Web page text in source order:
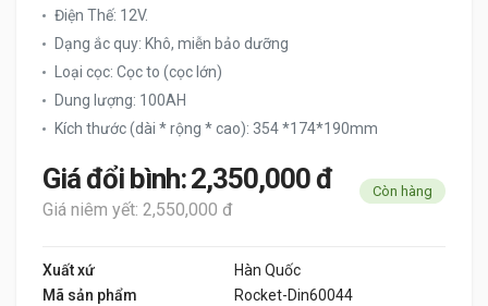
Điện Thế: 12V.
Dạng ắc quy: Khô, miễn bảo dưỡng
Loại cọc: Cọc to (cọc lớn)
Dung lượng: 100AH
Kích thước (dài * rộng * cao): 354 *174*190mm
Giá đổi bình: 2,350,000 đ
Giá niêm yết: 2,550,000 đ
Còn hàng
Xuất xứ
Hàn Quốc
Mã sản phẩm
Rocket-Din60044